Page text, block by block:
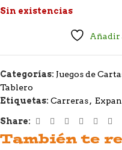
Sin existencias
Añadir
Categorías: Juegos de
Tablero
Etiquetas: Carreras,
Share:
También te